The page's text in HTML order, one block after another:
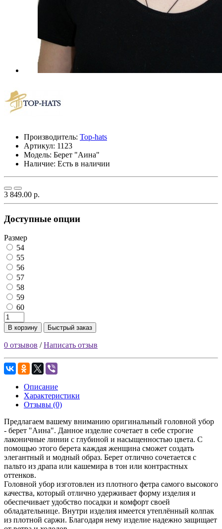
Производитель: Top-hats
Артикул: 1123
Модель: Берет "Аина"
Наличие: Есть в наличии
3 849.00 р.
Доступные опции
Размер
54
55
56
57
58
59
60
В корзину Быстрый заказ
0 отзывов /Написать отзыв
Описание
Характеристики
Отзывы (0)
Предлагаем вашему вниманию оригинальный головной убор
- берет "Аина". Данное изделие сочетает в себе строгие
лаконичные линии с глубиной и насыщенностью цвета. С
помощью этого берета каждая женщина сможет создать
элегантный и модный образ. Берет отлично сочетается с
пальто из драпа или кашемира в тон или контрастных
оттенков.
Головной убор изготовлен из плотного фетра самого высокого
качества, который отлично удерживает форму изделия и
обеспечивает удобство посадки и комфорт своей
обладательнице. Внутри изделия имеется утеплённый колпак
из плотной саржи. Благодаря нему изделие надежно защищает